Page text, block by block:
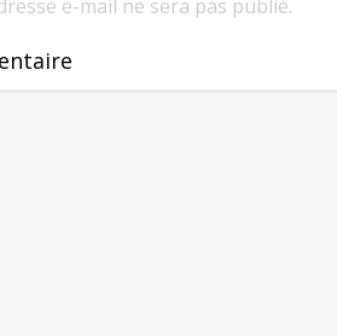
e-mail ne sera pas publié.